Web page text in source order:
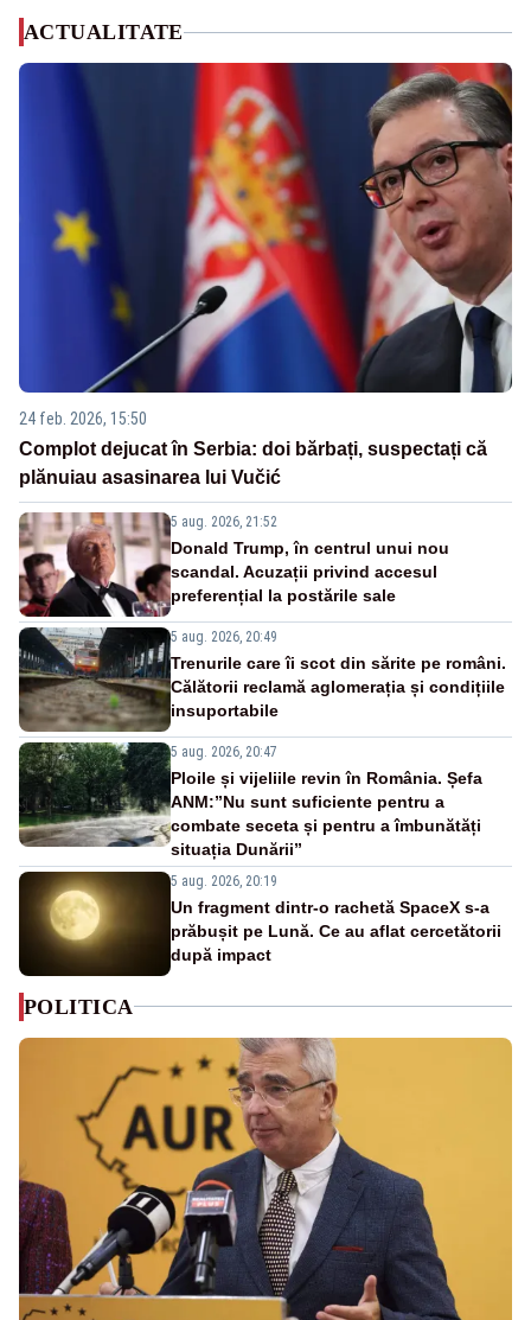
ACTUALITATE
24 feb. 2026, 15:50
Complot dejucat în Serbia: doi bărbați, suspectați că
plănuiau asasinarea lui Vučić
5 aug. 2026, 21:52
Donald Trump, în centrul unui nou
scandal. Acuzații privind accesul
preferențial la postările sale
5 aug. 2026, 20:49
Trenurile care îi scot din sărite pe români.
Călătorii reclamă aglomerația și condițiile
insuportabile
5 aug. 2026, 20:47
Ploile și vijeliile revin în România. Șefa
ANM:”Nu sunt suficiente pentru a
combate seceta și pentru a îmbunătăți
situația Dunării”
5 aug. 2026, 20:19
Un fragment dintr-o rachetă SpaceX s-a
prăbușit pe Lună. Ce au aflat cercetătorii
după impact
POLITICA